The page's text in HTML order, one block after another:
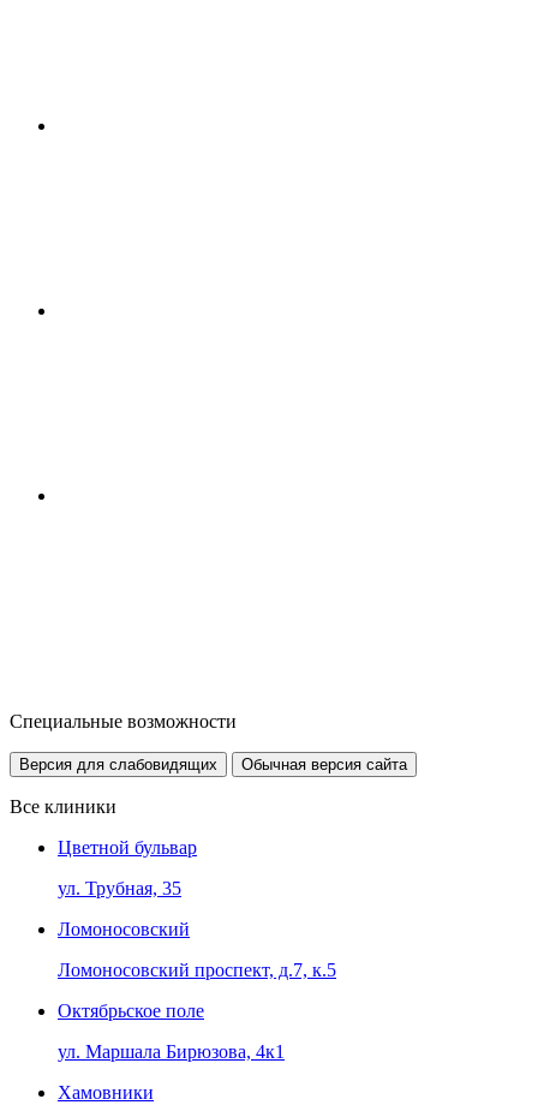
Специальные возможности
Версия для слабовидящих Обычная версия сайта
Все клиники
Цветной бульвар
ул. Трубная, 35
Ломоносовский
Ломоносовский проспект, д.7, к.5
Октябрьское поле
ул. Маршала Бирюзова, 4к1
Хамовники